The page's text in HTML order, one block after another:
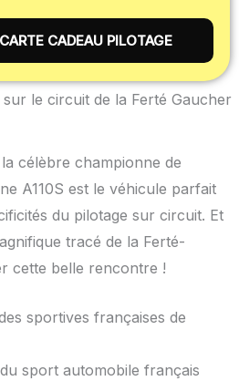
CADEAU PILOTAGE
sur le circuit de la Ferté Gaucher
célèbre championne de
A110S est le véhicule parfait
du pilotage sur circuit. Et
tracé de la Ferté-
cette belle rencontre !
sportives françaises de
sport automobile français